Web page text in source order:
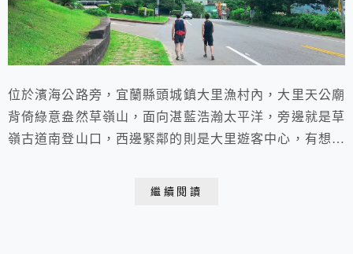
位於濱海公路旁，宜蘭縣頭城鎮大里漁村內，大里天公廟
背倚綠意盎然草嶺山，面向湛藍浩瀚太平洋，旁邊就是草
嶺古道南登山口，西邊緊鄰的則是大里遊客中心，有想查
繼續閱讀